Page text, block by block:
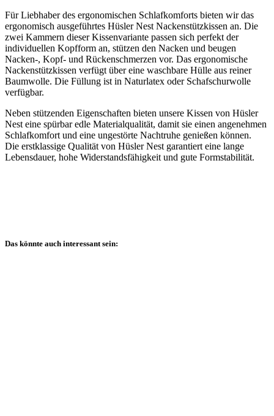
Für Liebhaber des ergonomischen Schlafkomforts bieten wir das
ergonomisch ausgeführtes Hüsler Nest Nackenstützkissen an. Die
zwei Kammern dieser Kissenvariante passen sich perfekt der
individuellen Kopfform an, stützen den Nacken und beugen
Nacken-, Kopf- und Rückenschmerzen vor. Das ergonomische
Nackenstützkissen verfügt über eine waschbare Hülle aus reiner
Baumwolle. Die Füllung ist in Naturlatex oder Schafschurwolle
verfügbar.
Neben stützenden Eigenschaften bieten unsere Kissen von Hüsler
Nest eine spürbar edle Materialqualität, damit sie einen angenehmen
Schlafkomfort und eine ungestörte Nachtruhe genießen können.
Die erstklassige Qualität von Hüsler Nest garantiert eine lange
Lebensdauer, hohe Widerstandsfähigkeit und gute Formstabilität.
Das könnte auch interessant sein: